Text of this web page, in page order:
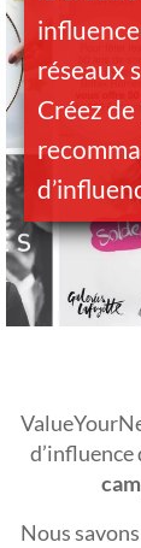
réseaux
Créez de
d’influence
Nous